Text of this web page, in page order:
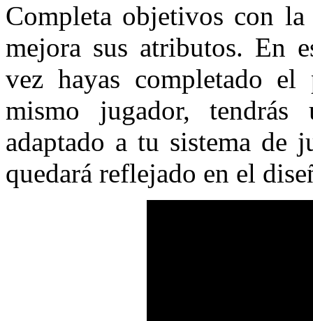
Completa objetivos con
mejora sus atributos. En
vez hayas completado
mismo jugador, tendrás
adaptado a tu sistema de
quedará reflejado en el